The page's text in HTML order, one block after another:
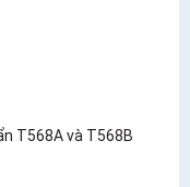
T568A và T568B